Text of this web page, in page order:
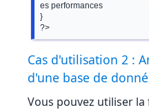
es performances
}
Cas d'utilisation 2 :
d'une base de
Vous pouvez utiliser